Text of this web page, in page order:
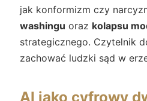
jak konformizm czy
washingu oraz kolapsu
strategicznego. Czytelnik
zachować ludzki sąd w
AI jako cyfrowy